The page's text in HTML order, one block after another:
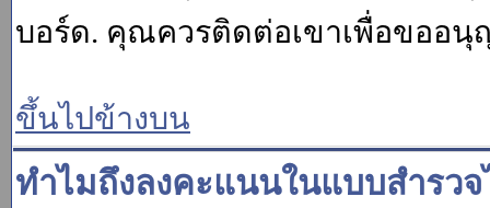
บอร์ด. คุณควรติดต่อเขาเพื่อขออนุ
ขึ้นไปข้างบน
ทำไมถึงลงคะแนนในแบบสำรวจ